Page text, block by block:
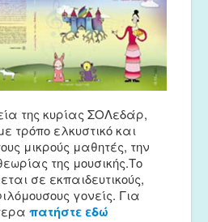
της κυρίας ΣΟΛεδάρ,
τρόπο ελκυστικό και
μικρούς μαθητές, την
της μουσικής.Το
σε εκπαιδευτικούς,
γονείς. Για
πατήστε εδώ